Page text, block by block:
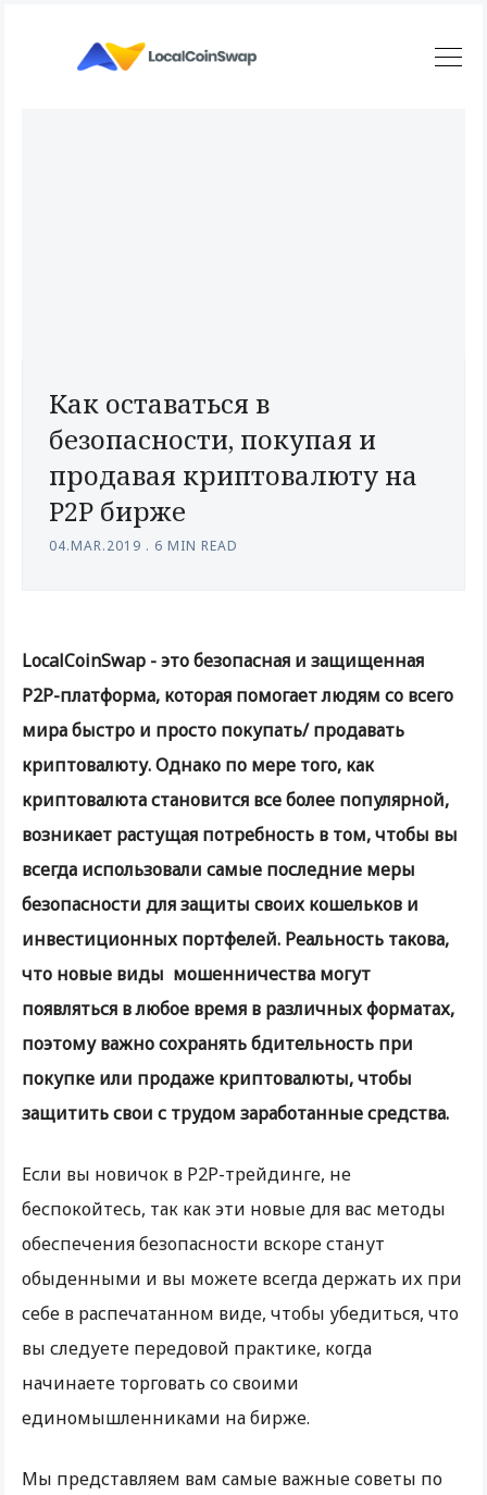
Как оставаться в
безопасности, покупая и
продавая криптовалюту на
P2P бирже
04.MAR.2019 . 6 MIN READ
LocalCoinSwap - это безопасная и защищенная
P2P-платформа, которая помогает людям со всего
мира быстро и просто покупать/ продавать
криптовалюту. Однако по мере того, как
криптовалюта становится все более популярной,
возникает растущая потребность в том, чтобы вы
всегда использовали самые последние меры
безопасности для защиты своих кошельков и
инвестиционных портфелей. Реальность такова,
что новые виды мошенничества могут
появляться в любое время в различных форматах,
поэтому важно сохранять бдительность при
покупке или продаже криптовалюты, чтобы
защитить свои с трудом заработанные средства.
Если вы новичок в P2P-трейдинге, не
беспокойтесь, так как эти новые для вас методы
обеспечения безопасности вскоре станут
обыденными и вы можете всегда держать их при
себе в распечатанном виде, чтобы убедиться, что
вы следуете передовой практике, когда
начинаете торговать со своими
единомышленниками на бирже.
Мы представляем вам самые важные советы по